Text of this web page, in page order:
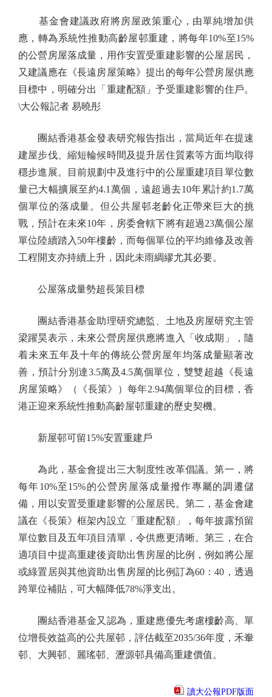
基金會建議政府將房屋政策重心，由單純增加供
應，轉為系統性推動高齡屋邨重建，將每年10%至15%
的公營房屋落成量，用作安置受重建影響的公屋居民，
又建議應在《長遠房屋策略》提出的每年公營房屋供應
目標中，明確分出「重建配額」予受重建影響的住戶。
\大公報記者 易曉彤
團結香港基金發表研究報告指出，當局近年在提速
建屋步伐、縮短輪候時間及提升居住質素等方面均取得
穩步進展。目前規劃中及進行中的公屋重建項目單位數
量已大幅擴展至約4.1萬個，遠超過去10年累計約1.7萬
個單位的落成量。但公共屋邨老齡化正帶來巨大的挑
戰，預計在未來10年，房委會轄下將有超過23萬個公屋
單位陸續踏入50年樓齡，而每個單位的平均維修及改善
工程開支亦持續上升，因此未雨綢繆尤其必要。
公屋落成量勢超長策目標
團結香港基金助理研究總監、土地及房屋研究主管
梁躍昊表示，未來公營房屋供應將進入「收成期」，隨
着未來五年及十年的傳統公營房屋年均落成量顯著改
善，預計分別達3.5萬及4.5萬個單位，雙雙超越《長遠
房屋策略》（《長策》）每年2.94萬個單位的目標，香
港正迎來系統性推動高齡屋邨重建的歷史契機。
新屋邨可留15%安置重建戶
為此，基金會提出三大制度性改革倡議。第一，將
每年10%至15%的公營房屋落成量撥作專屬的調遷儲
備，用以安置受重建影響的公屋居民。第二，基金會建
議在《長策》框架內設立「重建配額」，每年披露預留
單位數目及五年項目清單，令供應更清晰。第三，在合
適項目中提高重建後資助出售房屋的比例，例如將公屋
或綠置居與其他資助出售房屋的比例訂為60：40，透過
跨單位補貼，可大幅降低78%淨支出。
團結香港基金又認為，重建應優先考慮樓齡高、單
位增長效益高的公共屋邨，評估截至2035/36年度，禾輋
邨、大興邨、麗瑤邨、瀝源邨具備高重建價值。
讀大公報PDF版面